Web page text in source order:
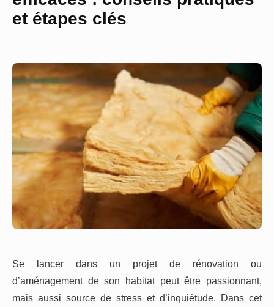
et étapes clés
Se lancer dans un projet de rénovation ou
d’aménagement de son habitat peut être passionnant,
mais aussi source de stress et d’inquiétude. Dans cet